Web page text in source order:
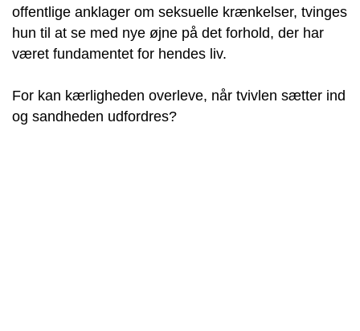
offentlige anklager om seksuelle krænkelser, tvinges
hun til at se med nye øjne på det forhold, der har
været fundamentet for hendes liv.
For kan kærligheden overleve, når tvivlen sætter ind
og sandheden udfordres?